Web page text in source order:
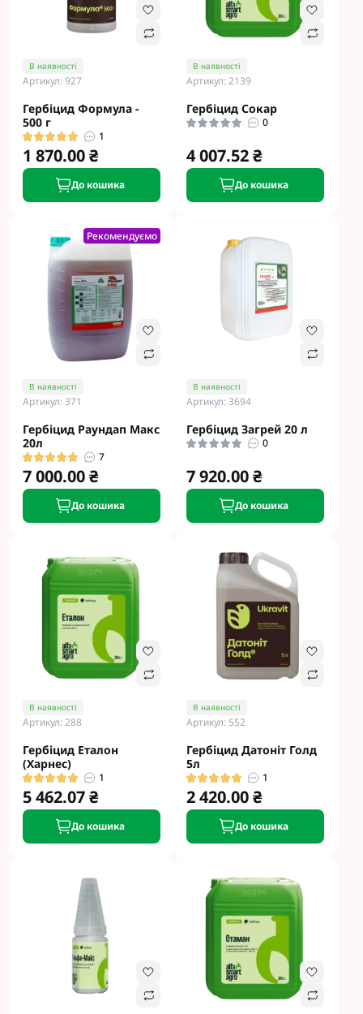
В наявності
Артикул: 927
Гербіцид Формула -
500 г
1
1 870.00 ₴
До кошика
В наявності
Артикул: 2139
Гербіцид Сокар
0
4 007.52 ₴
До кошика
Рекомендуємо
В наявності
Артикул: 371
Гербіцид Раундап Макс
20л
7
7 000.00 ₴
До кошика
В наявності
Артикул: 3694
Гербіцид Загрей 20 л
0
7 920.00 ₴
До кошика
В наявності
Артикул: 288
Гербіцид Еталон
(Харнес)
1
5 462.07 ₴
До кошика
В наявності
Артикул: 552
Гербіцид Датоніт Голд
5л
1
2 420.00 ₴
До кошика